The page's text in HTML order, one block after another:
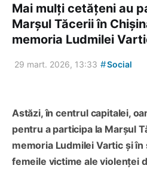
Mai mulți cetățeni au
Marșul Tăcerii în
memoria Ludmilei
29 mart. 2026, 13:33 #Social
Astăzi, în centrul capitalei,
pentru a participa la Marșul
memoria Ludmilei Vartic și
femeile victime ale violenței